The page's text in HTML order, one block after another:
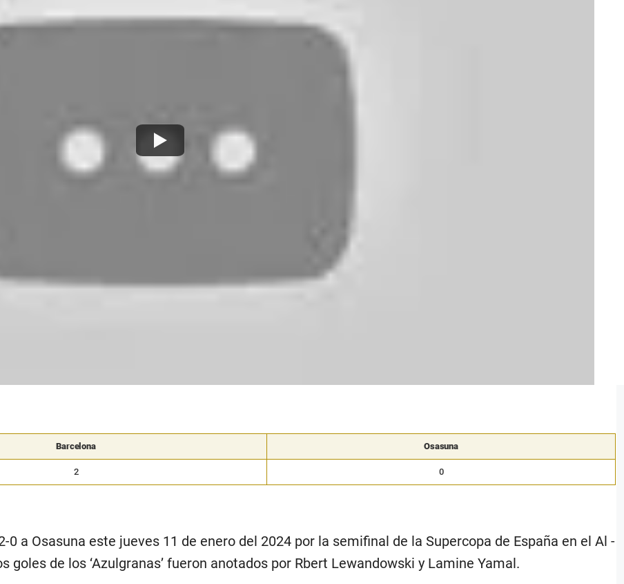
Barcelona Osasuna
2 0
0 a Osasuna este jueves 11 de enero del 2024 por la semifinal de la Supercopa de España en el Al -
goles de los ‘Azulgranas’ fueron anotados por Rbert Lewandowski y Lamine Yamal.